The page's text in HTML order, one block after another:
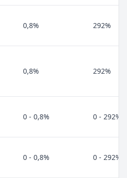
0,8% 292%
0,8% 292%
0 - 0,8% 0 - 292%
0 - 0,8% 0 - 292%